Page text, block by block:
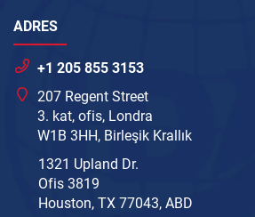
ADRES
+1 205 855 3153
207 Regent Street
3. kat, ofis, Londra
W1B 3HH, Birleşik Krallık
1321 Upland Dr.
Ofis 3819
Houston, TX 77043, ABD